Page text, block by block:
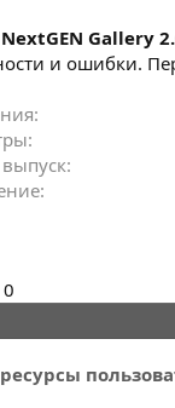
д
а
Gallery
и ошибки.